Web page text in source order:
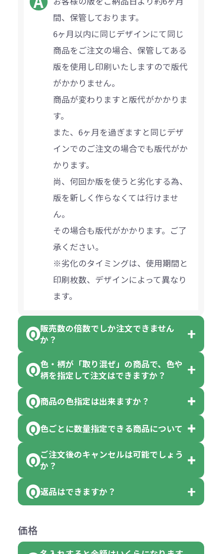
間、保管しております。
6ヶ月以内に同じデザインにて同じ
商品をご注文の場合、保管してある
版を使用し印刷いたしますので版代
がかかりません。
商品が変わりますと版代がかかりま
す。
また、6ヶ月を過ぎますと同じデザ
インでのご注文の場合でも版代がか
かります。
尚、何回か版を使うと劣化する為、
版を新しく作らなくては行けませ
ん。
その場合も版代がかかります。ご了
承ください。
※劣化のタイミングは、使用期間と
印刷枚数、デザインによって異なり
ます。
販売数の倍数でしか注文できません
か？
一部商品（※）を除き、注文可能数
です。
ります。
【例】注文可能数が100個の場合
は、100個以上でしたら、何個でも
可能です。
色・柄が「取り混ぜ」の商品で、色や
柄を指定して注文はできますか？
「色・柄 取り混ぜ」のラベルがつい
ている商品は、色指定不可となって
ん。
商品の色指定は出来ますか？
色指定できる商品もございますが商
品の詳細に「色・柄 取り混ぜ」のラ
ベルや商品画像に「〇色取混ぜ」な
れ等分で100個ずつ入って参ります。
色ごとに数量指定できる商品について
「選べる本体色」のラベルが付いて
す。
い。
ご注文後のキャンセルは可能でしょう
か？
お客様都合でのキャンセルは、制作
がございます。
返品はできますか？
めご了承ください。
価格